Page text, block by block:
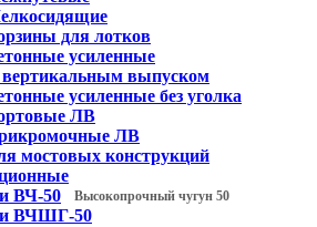
для лотков
усиленные
выпуском
усиленные без уголка
ЛВ
ЛВ
мостовых конструкций
ВЧ-50
Высокопрочный чугун 50
ВЧШГ-50